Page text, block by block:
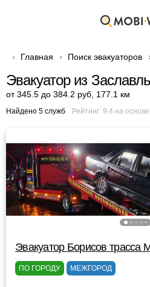
Главная Поиск эвакуаторов
Эвакуатор из
от 345.5 до 384.2 руб 177.1 км
Найдено 5 служб Рейтинг: 9.4на основе
Эвакуатор Борисов трасса
ПО ГОРОДУ МЕЖГОРОД